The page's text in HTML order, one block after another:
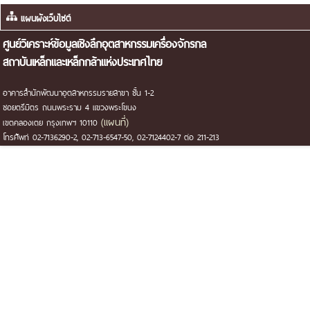
แผนผังเว็บไซต์
ศูนย์วิเคราะห์ข้อมูลเชิงลึกอุตสาหกรรมเครื่องจักรกล
สถาบันเหล็กและเหล็กกล้าแห่งประเทศไทย
อาคารสำนักพัฒนาอุตสาหกรรมรายสาขา ชั้น 1-2
ซอยตรีมิตร ถนนพระราม 4 แขวงพระโขนง
เขตคลองเตย กรุงเทพฯ 10110 (แผนที่)
โทรศัพท์ 02-7136290-2, 02-713-6547-50, 02-7124402-7 ต่อ 211-213